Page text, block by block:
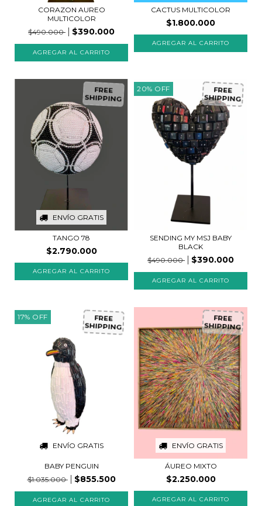
CORAZON AUREO
MULTICOLOR
$490.000
$390.000
CACTUS MULTICOLOR
$1.800.000
ENVÍO GRATIS
FREE
SHIPPING
TANGO 78
$2.790.000
20% OFF FREE
SHIPPING
SENDING MY MSJ BABY
BLACK
$490.000
$390.000
17% OFF
ENVÍO GRATIS
FREE
SHIPPING
BABY PENGUIN
$1.035.000
$855.500
ENVÍO GRATIS
FREE
SHIPPING
ÁUREO MIXTO
$2.250.000